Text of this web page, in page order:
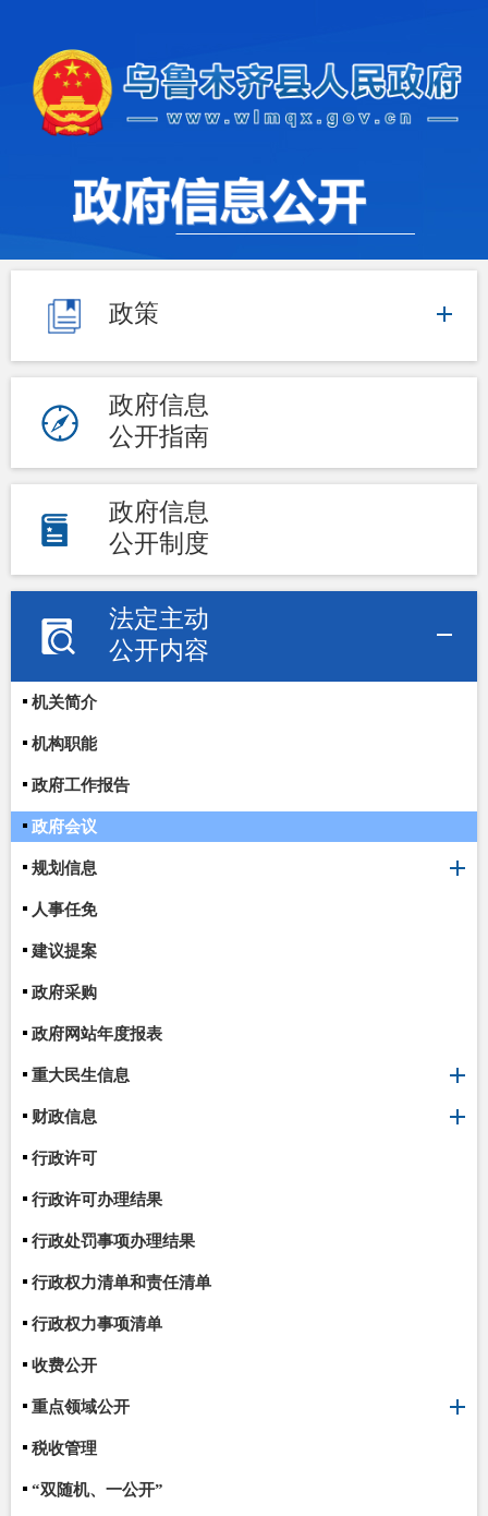
政策
政府信息
公开指南
政府信息
公开制度
法定主动
公开内容
机关简介
机构职能
政府工作报告
政府会议
规划信息
人事任免
建议提案
政府采购
政府网站年度报表
重大民生信息
财政信息
行政许可
行政许可办理结果
行政处罚事项办理结果
行政权力清单和责任清单
行政权力事项清单
收费公开
重点领域公开
税收管理
“双随机、一公开”